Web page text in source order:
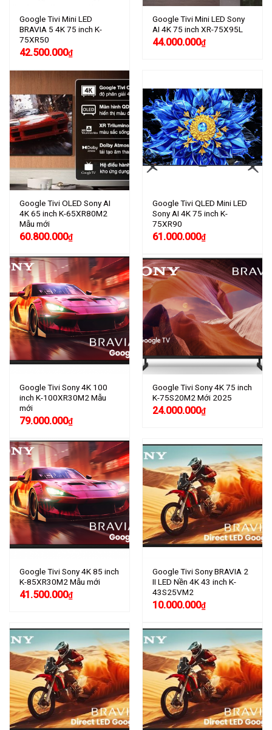
Google Tivi Mini LED
BRAVIA 5 4K 75 inch K-
75XR50
42.500.000₫
Google Tivi Mini LED Sony
AI 4K 75 inch XR-75X95L
44.000.000₫
Google Tivi OLED Sony AI
4K 65 inch K-65XR80M2
Mẫu mới
60.800.000₫
Google Tivi QLED Mini LED
Sony AI 4K 75 inch K-
75XR90
61.000.000₫
Google Tivi Sony 4K 100
inch K-100XR30M2 Mẫu
mới
79.000.000₫
Google Tivi Sony 4K 75 inch
K-75S20M2 Mới 2025
24.000.000₫
Google Tivi Sony 4K 85 inch
K-85XR30M2 Mẫu mới
41.500.000₫
Google Tivi Sony BRAVIA 2
II LED Nền 4K 43 inch K-
43S25VM2
10.000.000₫